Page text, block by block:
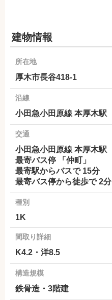
建物情報
所在地
厚木市長谷418-1
沿線
小田急小田原線 本厚木駅
交通
小田急小田原線 本厚木駅
最寄バス停 「仲町」
最寄駅からバスで 15分
最寄バス停から徒歩で 2分
種別
1K
間取り詳細
K4.2・洋8.5
構造規模
鉄骨造・3階建